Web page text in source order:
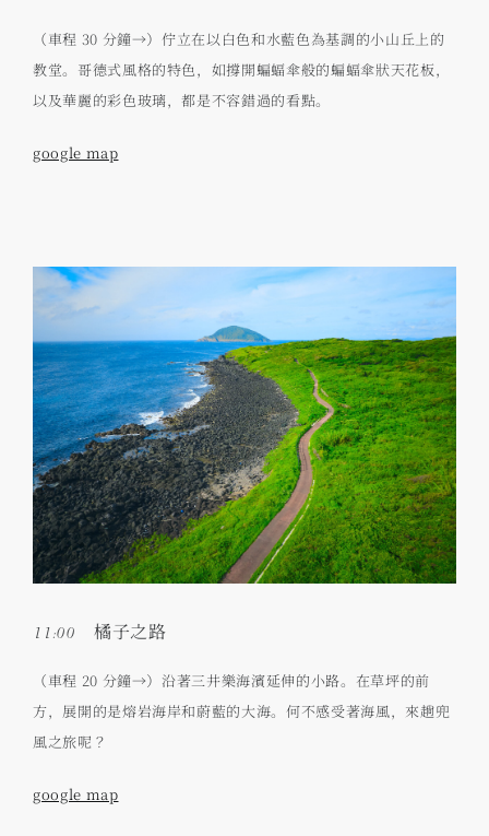
（車程 30 分鐘→）佇立在以白色和水藍色為基調的小山丘上的
教堂。哥德式風格的特色，如撐開蝙蝠傘般的蝙蝠傘狀天花板，
以及華麗的彩色玻璃，都是不容錯過的看點。
google map
11:00 橘子之路
（車程 20 分鐘→）沿著三井樂海濱延伸的小路。在草坪的前
方，展開的是熔岩海岸和蔚藍的大海。何不感受著海風，來趟兜
風之旅呢？
google map